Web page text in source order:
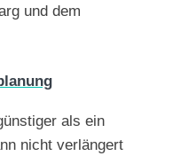
und dem
als ein
nicht verlängert